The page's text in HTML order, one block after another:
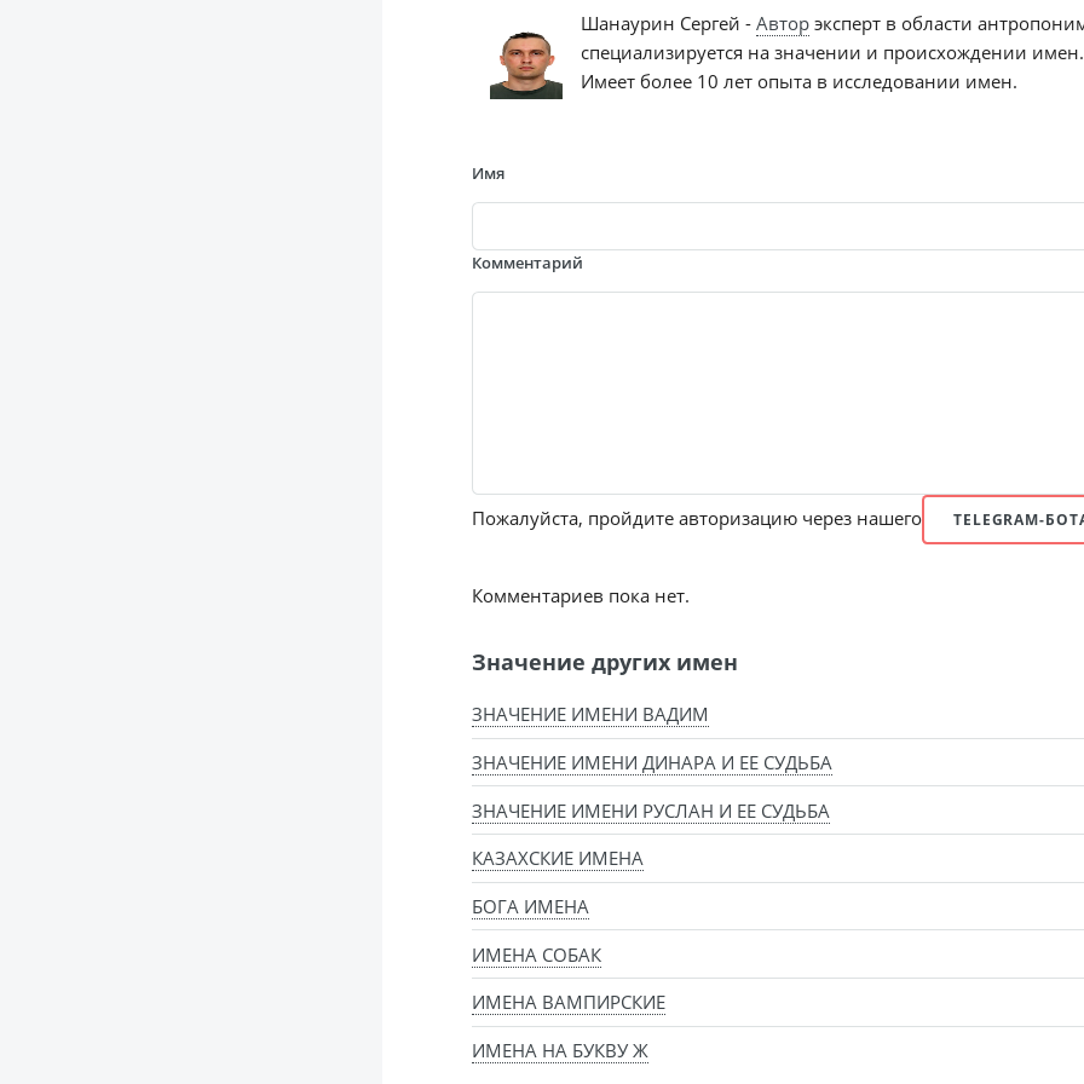
Шанаурин Сергей - Авторэксперт в области
специализируется на значении и происхождении имен.
Имеет более 10 лет опыта в исследовании имен.
Имя
Комментарий
Пожалуйста, пройдите авторизацию через нашего TELEGRAM-
Комментариев пока нет.
Значение других имен
ЗНАЧЕНИЕ ИМЕНИ ВАДИМ
ЗНАЧЕНИЕ ИМЕНИ ДИНАРА И ЕЕ СУДЬБА
ЗНАЧЕНИЕ ИМЕНИ РУСЛАН И ЕЕ СУДЬБА
КАЗАХСКИЕ ИМЕНА
БОГА ИМЕНА
ИМЕНА СОБАК
ИМЕНА ВАМПИРСКИЕ
ИМЕНА НА БУКВУ Ж